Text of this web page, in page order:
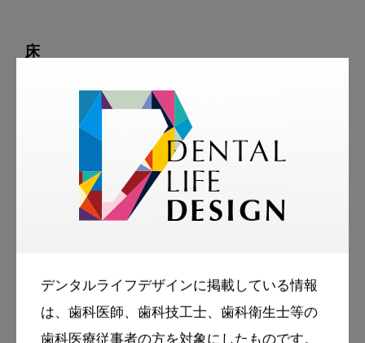
デンタルライフデザインに掲載している情報
は、歯科医師、歯科技工士、歯科衛生士等の
床
患者さんが院内を歩くときに、目が行きやす
白い床は特に目立ち、床の汚れやキズ、シミ
から不快感を抱かれることも。
できるだけ汚れやキズ、シミのできにくい床